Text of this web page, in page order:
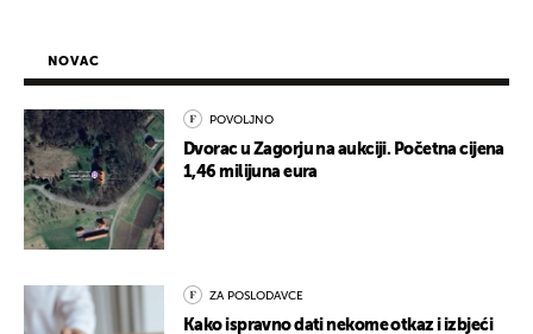
NOVAC
POVOLJNO
Dvorac u Zagorju na aukciji. Početna cijena
1,46 milijuna eura
ZA POSLODAVCE
Kako ispravno dati nekome otkaz i izbjeći